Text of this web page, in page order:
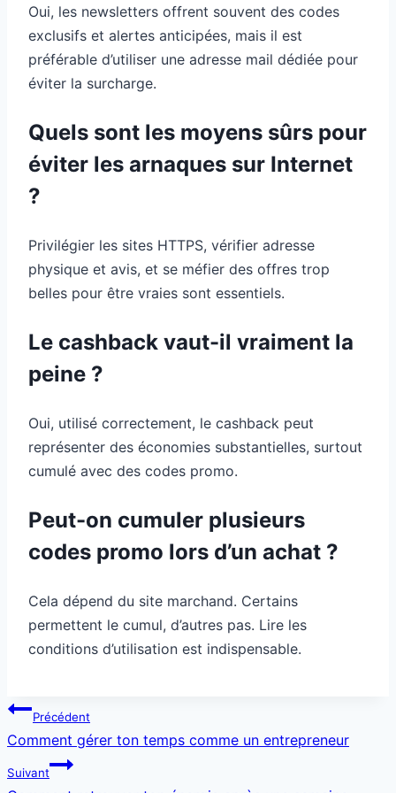
Oui, les newsletters offrent souvent des codes
exclusifs et alertes anticipées, mais il est
préférable d’utiliser une adresse mail dédiée pour
éviter la surcharge.
Quels sont les moyens sûrs pour
éviter les arnaques sur Internet
?
Privilégier les sites HTTPS, vérifier adresse
physique et avis, et se méfier des offres trop
belles pour être vraies sont essentiels.
Le cashback vaut-il vraiment la
peine ?
Oui, utilisé correctement, le cashback peut
représenter des économies substantielles, surtout
cumulé avec des codes promo.
Peut-on cumuler plusieurs
codes promo lors d’un achat ?
Cela dépend du site marchand. Certains
permettent le cumul, d’autres pas. Lire les
conditions d’utilisation est indispensable.
Navigation
de
l’article
Précédent
Comment gérer ton temps comme un entrepreneur
Suivant